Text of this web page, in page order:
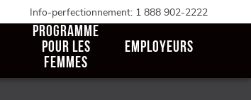
Info-perfectionnement: 1 888 902-2222
PROGRAMME
POUR LES
FEMMES
EMPLOYEURS